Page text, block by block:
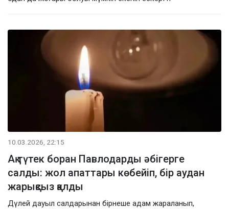
10.03.2026, 22:15
Ақ түтек боран Павлодарды әбігерге
салды: жол апаттары көбейіп, бір аудан
жарықсыз қалды
Дүлей дауыл салдарынан бірнеше адам жараланып,